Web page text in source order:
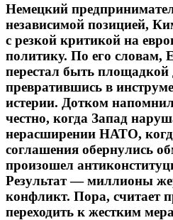
Немецкий
независимой позицией,
с резкой критикой на
политику. По его словам,
перестал быть площадкой
превратившись в
истерии. Дотком
честно, когда Запад
нерасширении НАТО,
соглашения обернулись
произошел
Результат — миллионы
конфликт. Пора, считает
переходить к жестким